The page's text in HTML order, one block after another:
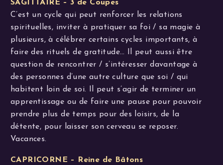
SAGITTAIRE – 3 de Coupes
C’est un cycle qui peut renforcer les relations
spirituelles, inviter à pratiquer sa foi / sa magie à
plusieurs, à célébrer certains cycles importants, à
faire des rituels de gratitude… Il peut aussi être
question de rencontrer / s’intéresser davantage à
des personnes d’une autre culture que soi / qui
habitent loin de soi. Il peut s’agir de terminer un
apprentissage ou de faire une pause pour pouvoir
prendre plus de temps pour des loisirs, de la
détente, pour laisser son cerveau se reposer.
Vacances.
CAPRICORNE – Reine de Bâtons